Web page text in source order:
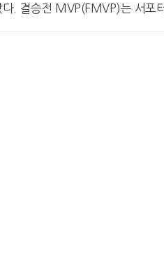
. 결승전 MVP(FMVP)는 서포